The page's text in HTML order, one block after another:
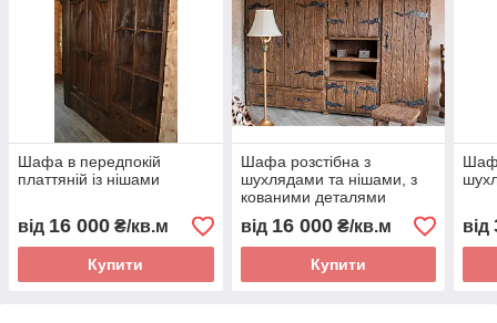
Шафа в передпокій
платтяній із нішами
від 16 000 ₴/кв.м
Купити
Шафа розстібна з
шухлядами та нішами, з
кованими деталями
від 16 000₴/кв.м
Купити
від